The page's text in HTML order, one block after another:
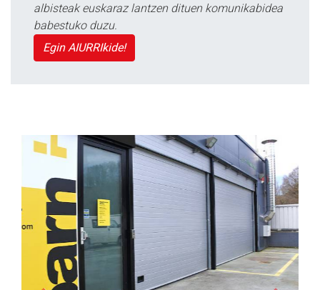
albisteak euskaraz lantzen dituen komunikabidea
babestuko duzu.
Egin AIURRIkide!